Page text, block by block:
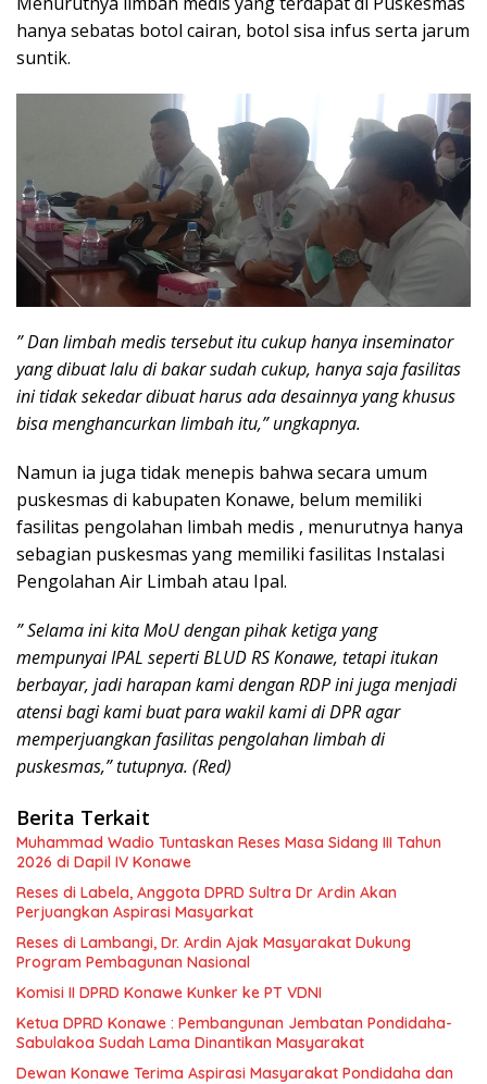
hanya sebatas botol cairan, botol sisa infus serta jarum
suntik.
” Dan limbah medis tersebut itu cukup hanya inseminator
yang dibuat lalu di bakar sudah cukup, hanya saja fasilitas
ini tidak sekedar dibuat harus ada desainnya yang khusus
bisa menghancurkan limbah itu,” ungkapnya.
Namun ia juga tidak menepis bahwa secara umum
puskesmas di kabupaten Konawe, belum memiliki
fasilitas pengolahan limbah medis , menurutnya hanya
sebagian puskesmas yang memiliki fasilitas Instalasi
Pengolahan Air Limbah atau Ipal.
” Selama ini kita MoU dengan pihak ketiga yang
mempunyai IPAL seperti BLUD RS Konawe, tetapi itukan
berbayar, jadi harapan kami dengan RDP ini juga menjadi
atensi bagi kami buat para wakil kami di DPR agar
memperjuangkan fasilitas pengolahan limbah di
puskesmas,” tutupnya. (Red)
Berita Terkait
Muhammad Wadio Tuntaskan Reses Masa Sidang III Tahun
2026 di Dapil IV Konawe
Reses di Labela, Anggota DPRD Sultra Dr Ardin Akan
Perjuangkan Aspirasi Masyarkat
Reses di Lambangi, Dr. Ardin Ajak Masyarakat Dukung
Program Pembagunan Nasional
Komisi II DPRD Konawe Kunker ke PT VDNI
Ketua DPRD Konawe : Pembangunan Jembatan Pondidaha-
Sabulakoa Sudah Lama Dinantikan Masyarakat
Dewan Konawe Terima Aspirasi Masyarakat Pondidaha dan